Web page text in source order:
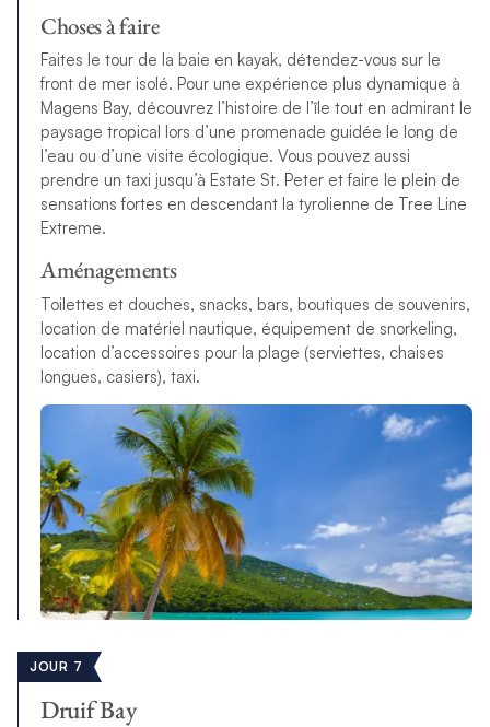
Choses à faire
Faites le tour de la baie en kayak, détendez-vous sur le
front de mer isolé. Pour une expérience plus dynamique à
Magens Bay, découvrez l’histoire de l’île tout en admirant le
paysage tropical lors d’une promenade guidée le long de
l’eau ou d’une visite écologique. Vous pouvez aussi
prendre un taxi jusqu’à Estate St. Peter et faire le plein de
sensations fortes en descendant la tyrolienne de Tree Line
Extreme.
Aménagements
Toilettes et douches, snacks, bars, boutiques de souvenirs,
location de matériel nautique, équipement de snorkeling,
location d’accessoires pour la plage (serviettes, chaises
longues, casiers), taxi.
JOUR 7
Druif Bay